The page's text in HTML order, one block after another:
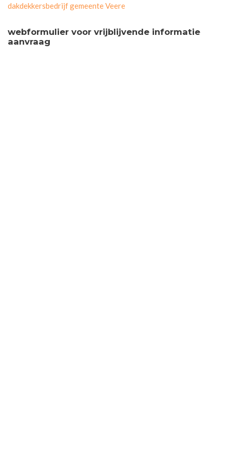
dakdekkersbedrijf gemeente Veere
webformulier voor vrijblijvende informatie
aanvraag